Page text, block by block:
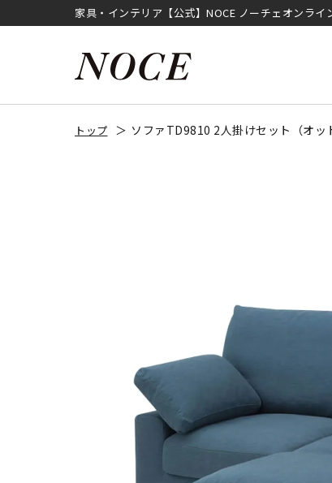
家具・インテリア【公式】NOCE ノーチェオンライ
トップ ソファTD9810 2人掛けセット（オ